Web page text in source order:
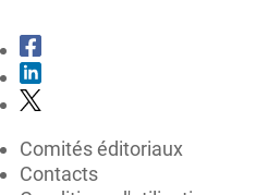
Comités éditoriaux
Contacts